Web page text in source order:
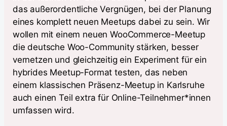
das außerordentliche Vergnügen, bei der Planung
eines komplett neuen Meetups dabei zu sein. Wir
wollen mit einem neuen WooCommerce-Meetup
die deutsche Woo-Community stärken, besser
vernetzen und gleichzeitig ein Experiment für ein
hybrides Meetup-Format testen, das neben
einem klassischen Präsenz-Meetup in Karlsruhe
auch einen Teil extra für Online-Teilnehmer*innen
umfassen wird.